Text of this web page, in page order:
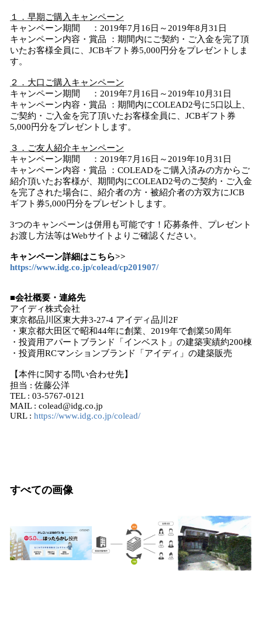
１．早期ご購入キャンペーン
キャンペーン期間 ：2019年7月16日～2019年8月31日
キャンペーン内容・賞品 ：期間内にご契約・ご入金を完了頂
いたお客様全員に、JCBギフト券5,000円分をプレゼントしま
す。
２．大口ご購入キャンペーン
キャンペーン期間 ：2019年7月16日～2019年10月31日
キャンペーン内容・賞品 ：期間内にCOLEAD2号に5口以上、
ご契約・ご入金を完了頂いたお客様全員に、JCBギフト券
5,000円分をプレゼントします。
３．ご友人紹介キャンペーン
キャンペーン期間 ：2019年7月16日～2019年10月31日
キャンペーン内容・賞品 ：COLEADをご購入済みの方からご
紹介頂いたお客様が、期間内にCOLEAD2号のご契約・ご入金
を完了された場合に、紹介者の方・被紹介者の方双方にJCB
ギフト券5,000円分をプレゼントします。
3つのキャンペーンは併用も可能です！応募条件、プレゼント
お渡し方法等はWebサイトよりご確認ください。
キャンペーン詳細はこちら>>
https://www.idg.co.jp/colead/cp201907/
■会社概要・連絡先
アイディ株式会社
東京都品川区東大井3-27-4 アイディ品川2F
・東京都大田区で昭和44年に創業、2019年で創業50周年
・投資用アパートブランド「インベスト」の建築実績約200棟
・投資用RCマンションブランド「アイディ」の建築販売
【本件に関する問い合わせ先】
担当 : 佐藤公洋
TEL : 03-5767-0121
MAIL : colead@idg.co.jp
URL : https://www.idg.co.jp/colead/
すべての画像